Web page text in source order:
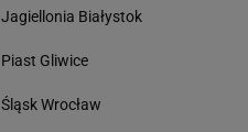
Jagiellonia Białystok
Piast Gliwice
Śląsk Wrocław